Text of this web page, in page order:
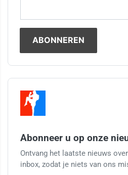
Abonneer u op onze
Ontvang het laatste nieuws
inbox, zodat je niets van ons